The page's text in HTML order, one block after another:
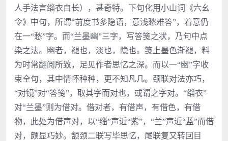
人手法言缁衣自长），甚奇特。下句化用小山词《六幺
令》中句，所谓“前度书多隐语，意浅愁难答”，着意仍
在一“愁”字。而“兰墨幽”三字，写答笺之状，乃句中点
染之法。幽者，褪也，淡也，隐也。笺上墨色渐褪，料
为时常翻阅所致，足见作者思忆之深。而以一“幽”字收
束全句，其中情怀种种，更不知凡几。颈联对法亦巧，
“对镜”对“答笺”，取其字而对也，或谓之字对。“缁衣”
对“兰墨”则为借对。借对者，有借声，有借色，有借
物，此处为借声对，以“缁”声近“紫”，“兰”声近“蓝”而借
对，颇显巧妙。颔颈二联写毕思忆，尾联复又转回目